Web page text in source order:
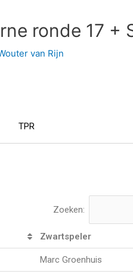
ronde 17 +
van Rijn
TPR
Zoeken:
Zwartspeler
Marc Groenhuis